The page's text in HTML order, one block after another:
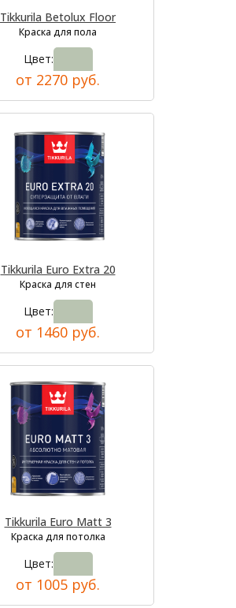
Tikkurila Betolux Floor
Краска для пола
Цвет:
от 2270 руб.
Tikkurila Euro Extra 20
Краска для стен
Цвет:
от 1460 руб.
Tikkurila Euro Matt 3
Краска для потолка
Цвет:
от 1005 руб.